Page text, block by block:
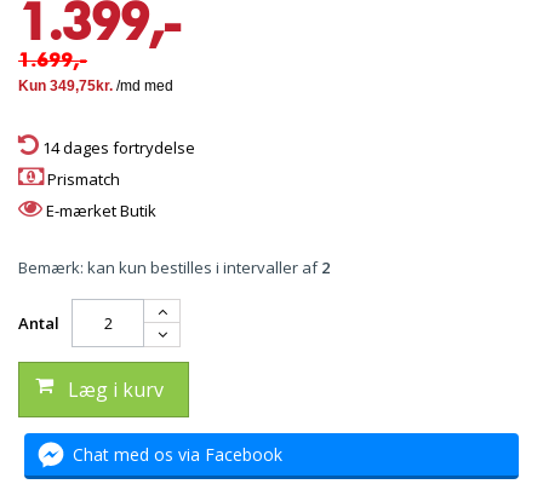
1.399,-
1.699,-
14 dages fortrydelse
Prismatch
E-mærket Butik
Bemærk: kan kun bestilles i intervaller af2
Antal
Læg i kurv
Chat med os via Facebook